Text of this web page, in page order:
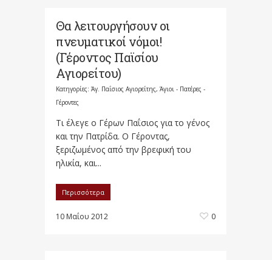
Θα λειτουργήσουν οι
πνευματικοί νόμοι!
(Γέροντος Παϊσίου
Αγιορείτου)
Κατηγορίες: Άγ. Παΐσιος Αγιορείτης, Άγιοι - Πατέρες -
Γέροντες
Τι έλεγε ο Γέρων Παΐσιος για το γένος
και την Πατρίδα. Ο Γέροντας,
ξεριζωμένος από την βρεφική του
ηλικία, και...
Περισσότερα
10 Μαΐου 2012 0